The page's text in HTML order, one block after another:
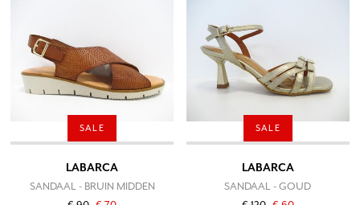
SALE
LABARCA
SANDAAL - BRUIN MIDDEN
SALE
LABARCA
SANDAAL - GOUD